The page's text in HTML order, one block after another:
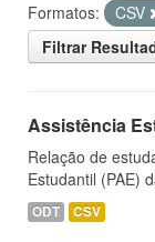
Formatos:
CSV
Filtrar
Assistência
Relação de
Estudantil (PAE)
ODT CSV